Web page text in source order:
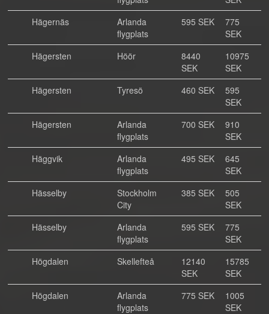
Hägernäs
Arlanda
flygplats
595 SEK
775
SEK
Hägersten
Höör
8440
SEK
10975
SEK
Hägersten
Tyresö 460 SEK
595
SEK
Hägersten
Arlanda
flygplats
700 SEK
910
SEK
Häggvik
Arlanda
flygplats
495 SEK
645
SEK
Hässelby
Stockholm
City
385 SEK
505
SEK
Hässelby
Arlanda
flygplats
595 SEK
775
SEK
Högdalen
Skellefteå
12140
SEK
15785
SEK
Högdalen
Arlanda
flygplats
775 SEK
1005
SEK